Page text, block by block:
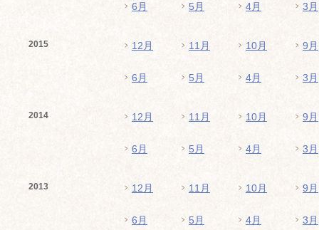
6月 5月 4月 3月
2015 12月 11月 10月 9月
6月 5月 4月 3月
2014 12月 11月 10月 9月
6月 5月 4月 3月
2013 12月 11月 10月 9月
6月 5月 4月 3月